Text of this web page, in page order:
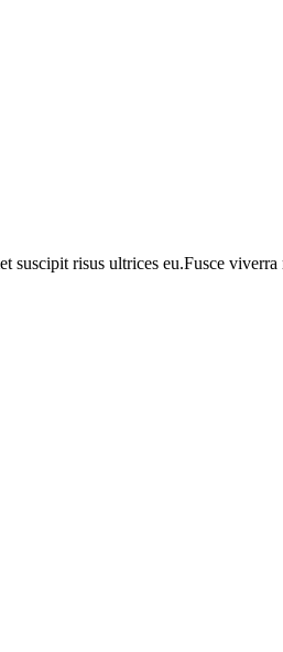
risus ultrices eu.Fusce